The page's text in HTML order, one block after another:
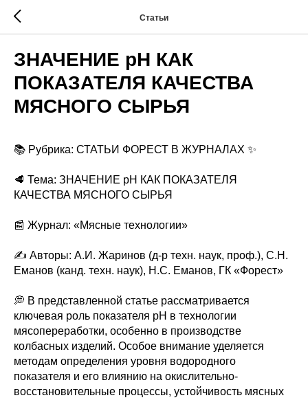
Статьи
ЗНАЧЕНИЕ pH КАК
ПОКАЗАТЕЛЯ КАЧЕСТВА
МЯСНОГО СЫРЬЯ
📚 Рубрика: СТАТЬИ ФОРЕСТ В ЖУРНАЛАХ ✨
🥩 Тема: ЗНАЧЕНИЕ pH КАК ПОКАЗАТЕЛЯ
КАЧЕСТВА МЯСНОГО СЫРЬЯ
📰 Журнал: «Мясные технологии»
✍️ Авторы: А.И. Жаринов (д-р техн. наук, проф.), С.Н.
Еманов (канд. техн. наук), Н.С. Еманов, ГК «Форест»
💭 В представленной статье рассматривается
ключевая роль показателя pH в технологии
мясопереработки, особенно в производстве
колбасных изделий. Особое внимание уделяется
методам определения уровня водородного
показателя и его влиянию на окислительно-
восстановительные процессы, устойчивость мясных